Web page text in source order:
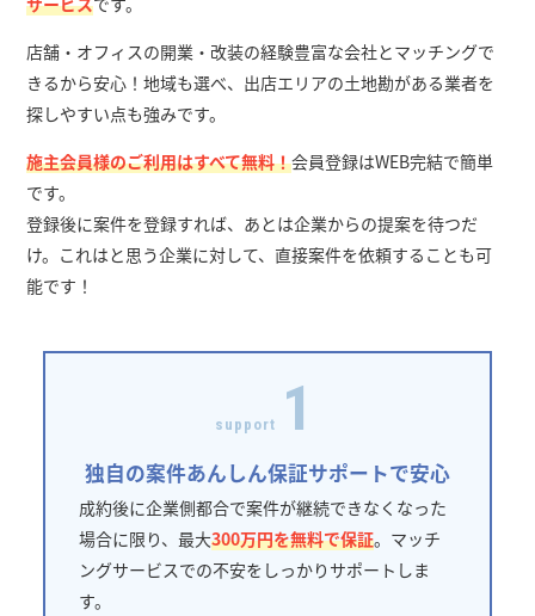
店舗・オフィスの開業・改装の経験豊富な会社とマッチングで
きるから安心！地域も選べ、出店エリアの土地勘がある業者を
探しやすい点も強みです。
施主会員様のご利用はすべて無料！会員登録はWEB完結で簡単
です。
登録後に案件を登録すれば、あとは企業からの提案を待つだ
け。これはと思う企業に対して、直接案件を依頼することも可
能です！
support 1
独自の案件あんしん保証サポートで安心
成約後に企業側都合で案件が継続できなくなった
場合に限り、最大300万円を無料で保証。マッチ
ングサービスでの不安をしっかりサポートしま
す。